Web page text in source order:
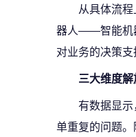
从具体流
器人——智能机
对业务的决策支
三大维度
有数据显
单重复的问题